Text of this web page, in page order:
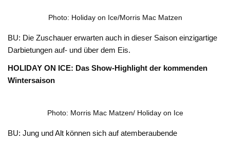
Photo: Holiday on Ice/Morris Mac Matzen
BU: Die Zuschauer erwarten auch in dieser Saison einzigartige
Darbietungen auf- und über dem Eis.
HOLIDAY ON ICE: Das Show-Highlight der kommenden
Wintersaison
Photo: Morris Mac Matzen/ Holiday on Ice
BU: Jung und Alt können sich auf atemberaubende